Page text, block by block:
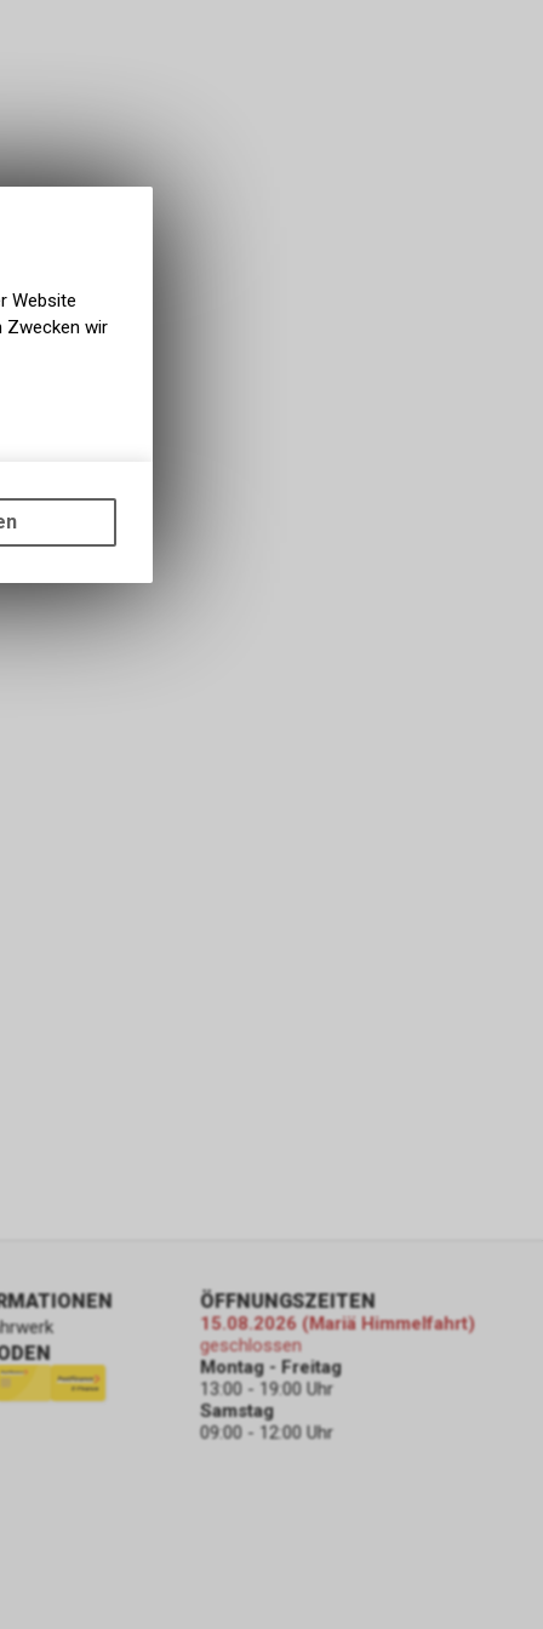
ÖFFNUNGSZEITEN
15.08.2026 (Mariä Himmelfahrt)
geschlossen
Montag - Freitag
13:00 - 19:00 Uhr
Samstag
09:00 - 12:00 Uhr
Website
Zwecken wir
wie die
die